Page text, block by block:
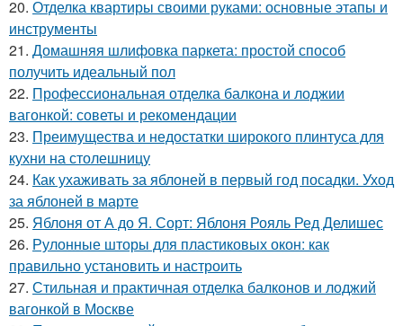
20. Отделка квартиры своими руками: основные этапы и
инструменты
21. Домашняя шлифовка паркета: простой способ
получить идеальный пол
22. Профессиональная отделка балкона и лоджии
вагонкой: советы и рекомендации
23. Преимущества и недостатки широкого плинтуса для
кухни на столешницу
24. Как ухаживать за яблоней в первый год посадки. Уход
за яблоней в марте
25. Яблоня от А до Я. Сорт: Яблоня Рояль Ред Делишес
26. Рулонные шторы для пластиковых окон: как
правильно установить и настроить
27. Стильная и практичная отделка балконов и лоджий
вагонкой в Москве